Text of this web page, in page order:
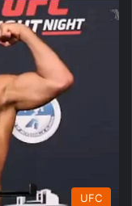
UFC